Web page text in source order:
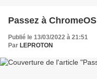
Passez à ChromeOS
Publié le 13/03/2022 à 21:51
Par LEPROTON